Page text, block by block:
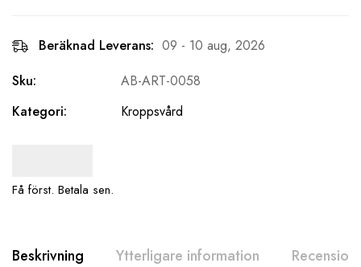
Beräknad Leverans: 09 - 10 aug, 2026
Sku:
AB-ART-0058
Kategori:
Kroppsvård
Få först. Betala sen.
Beskrivning Ytterligare information